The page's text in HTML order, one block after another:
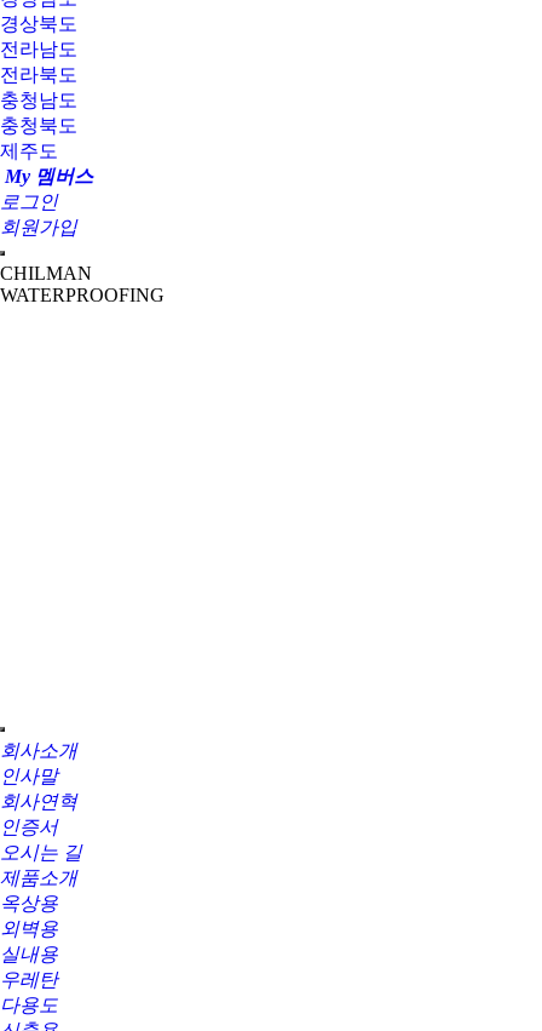
경상북도
전라남도
전라북도
충청남도
충청북도
제주도
My 멤버스
로그인
회원가입
CHILMAN
WATERPROOFING
회사소개
인사말
회사연혁
인증서
오시는 길
제품소개
옥상용
외벽용
실내용
우레탄
다용도